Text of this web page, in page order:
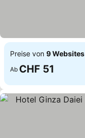
Preise von 9 Websites
Ab CHF 51